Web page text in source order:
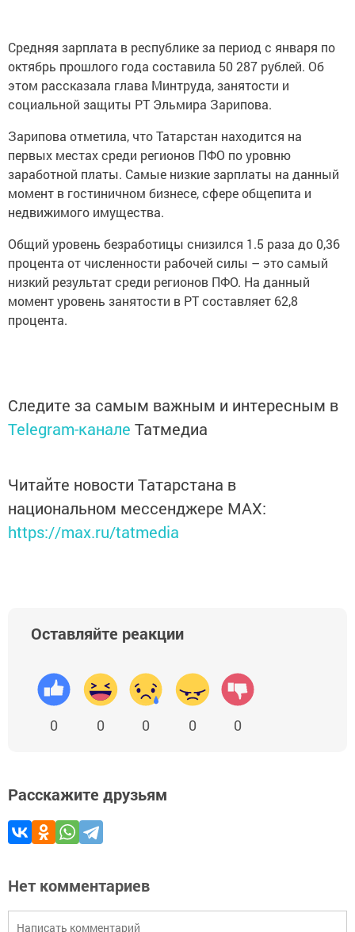
Средняя зарплата в республике за период с января по
октябрь прошлого года составила 50 287 рублей. Об
этом рассказала глава Минтруда, занятости и
социальной защиты РТ Эльмира Зарипова.
Зарипова отметила, что Татарстан находится на
первых местах среди регионов ПФО по уровню
заработной платы. Самые низкие зарплаты на данный
момент в гостиничном бизнесе, сфере общепита и
недвижимого имущества.
Общий уровень безработицы снизился 1.5 раза до 0,36
процента от численности рабочей силы – это самый
низкий результат среди регионов ПФО. На данный
момент уровень занятости в РТ составляет 62,8
процента.
Следите за самым важным и интересным в
Telegram-канале Татмедиа
Читайте новости Татарстана в
национальном мессенджере MАХ:
https://max.ru/tatmedia
Оставляйте реакции
0 0 0 0 0
Расскажите друзьям
Нет комментариев